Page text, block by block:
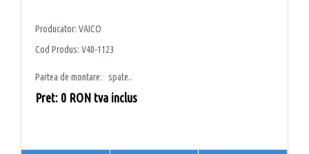
Producator: VAICO
Cod Produs: V40-1123
Partea de montare: spate..
Pret: 0 RON tva inclus